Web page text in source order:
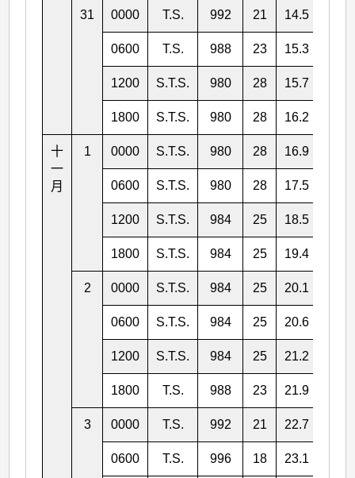
31 0000 T.S. 992 21 14.5
0600 T.S. 988 23 15.3
1200 S.T.S. 980 28 15.7
1800 S.T.S. 980 28 16.2
十
一
月
1 0000 S.T.S. 980 28 16.9
0600 S.T.S. 980 28 17.5
1200 S.T.S. 984 25 18.5
1800 S.T.S. 984 25 19.4
2 0000 S.T.S. 984 25 20.1
0600 S.T.S. 984 25 20.6
1200 S.T.S. 984 25 21.2
1800 T.S. 988 23 21.9
3 0000 T.S. 992 21 22.7
0600 T.S. 996 18 23.1